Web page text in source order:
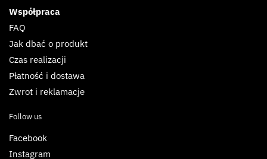
Współpraca
FAQ
Jak dbać o produkt
Czas realizacji
Płatność i dostawa
Zwrot i reklamacje
Follow us
Facebook
Instagram